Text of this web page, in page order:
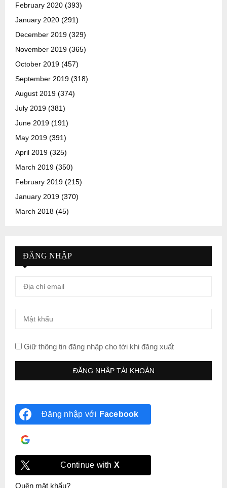
February 2020 (393)
January 2020 (291)
December 2019 (329)
November 2019 (365)
October 2019 (457)
September 2019 (318)
August 2019 (374)
July 2019 (381)
June 2019 (191)
May 2019 (391)
April 2019 (325)
March 2019 (350)
February 2019 (215)
January 2019 (370)
March 2018 (45)
ĐĂNG NHẬP
Giữ thông tin đăng nhập cho tới khi đăng xuất
Đăng nhập với Facebook
Continue with X
Quên mật khẩu?